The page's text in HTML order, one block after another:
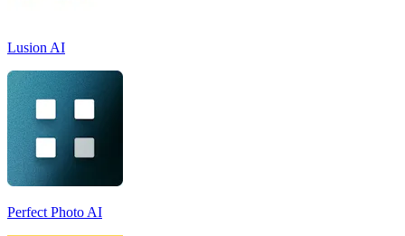
Lusion AI
Perfect Photo AI